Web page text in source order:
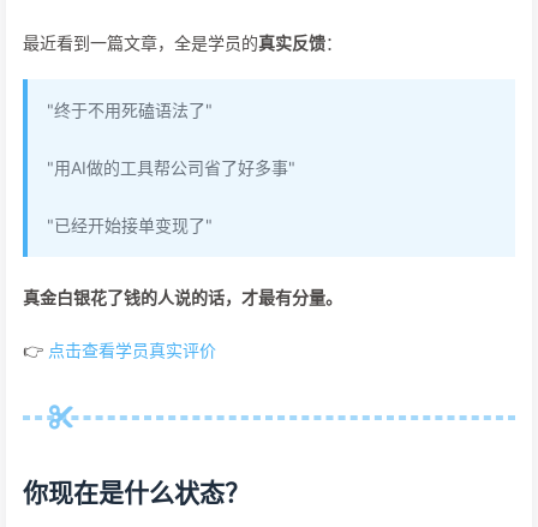
最近看到一篇文章，全是学员的真实反馈：
"终于不用死磕语法了"
"用AI做的工具帮公司省了好多事"
"已经开始接单变现了"
真金白银花了钱的人说的话，才最有分量。
👉 点击查看学员真实评价
你现在是什么状态？